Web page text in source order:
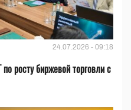
24.07.2026 - 09:18
росту биржевой торговли с